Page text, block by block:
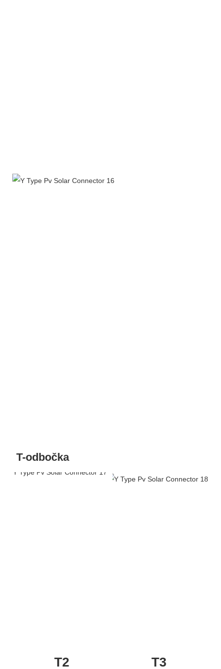
T-odbočka
T2 T3